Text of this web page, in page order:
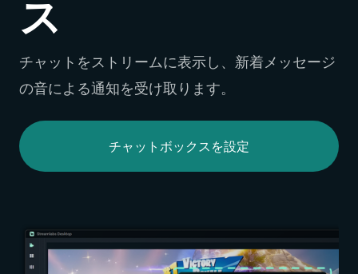
ス
チャットをストリームに表示し、新着メッセージ
の音による通知を受け取ります。
チャットボックスを設定